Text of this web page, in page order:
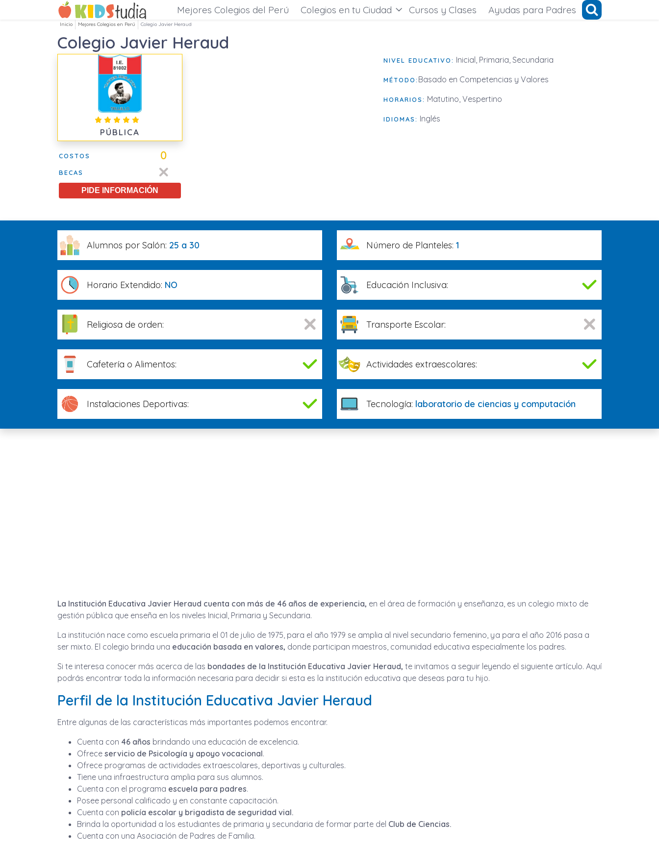
Mejores Colegios del Perú Colegios en tu Ciudad Cursos y Clases Ayudas para Padres
Inicio Mejores Colegios en Perú Colegio Javier Heraud
Colegio Javier Heraud
PÚBLICA
COSTOS 0
BECAS
PIDE INFORMACIÓN
NIVEL EDUCATIVO: Inicial, Primaria, Secundaria
MÉTODO: Basado en Competencias y Valores
HORARIOS: Matutino, Vespertino
IDIOMAS: Inglés
Alumnos por Salón: 25 a 30 Número de Planteles: 1
Horario Extendido: NO Educación Inclusiva:
Religiosa de orden: Transporte Escolar:
Cafetería o Alimentos: Actividades extraescolares:
Instalaciones Deportivas: Tecnología: laboratorio de ciencias y computación
La Institución Educativa Javier Heraud cuenta con más de 46 años de experiencia, en el área de formación y enseñanza, es un colegio mixto de
gestión pública que enseña en los niveles Inicial, Primaria y Secundaria.
La institución nace como escuela primaria el 01 de julio de 1975, para el año 1979 se amplia al nivel secundario femenino, ya para el año 2016 pasa a
ser mixto. El colegio brinda una educación basada en valores, donde participan maestros, comunidad educativa especialmente los padres.
Si te interesa conocer más acerca de las bondades de la Institución Educativa Javier Heraud, te invitamos a seguir leyendo el siguiente artículo. Aquí
podrás encontrar toda la información necesaria para decidir si esta es la institución educativa que deseas para tu hijo.
Perfil de la Institución Educativa Javier Heraud
Entre algunas de las características más importantes podemos encontrar.
Cuenta con 46 años brindando una educación de excelencia.
Ofrece servicio de Psicología y apoyo vocacional.
Ofrece programas de actividades extraescolares, deportivas y culturales.
Tiene una infraestructura amplia para sus alumnos.
Cuenta con el programa escuela para padres.
Posee personal calificado y en constante capacitación.
Cuenta con policía escolar y brigadista de seguridad vial.
Brinda la oportunidad a los estudiantes de primaria y secundaria de formar parte del Club de Ciencias.
Cuenta con una Asociación de Padres de Familia.